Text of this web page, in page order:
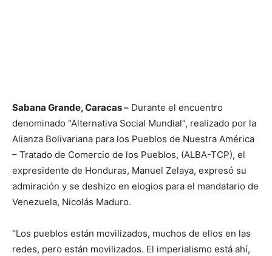
Sabana Grande, Caracas – Durante el encuentro
denominado “Alternativa Social Mundial”, realizado por la
Alianza Bolivariana para los Pueblos de Nuestra América
– Tratado de Comercio de los Pueblos, (ALBA-TCP), el
expresidente de Honduras, Manuel Zelaya, expresó su
admiración y se deshizo en elogios para el mandatario de
Venezuela, Nicolás Maduro.
“Los pueblos están movilizados, muchos de ellos en las
redes, pero están movilizados. El imperialismo está ahí,